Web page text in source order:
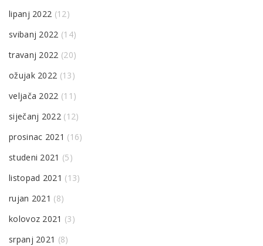
lipanj 2022 (12)
svibanj 2022 (14)
travanj 2022 (20)
ožujak 2022 (13)
veljača 2022 (11)
siječanj 2022(12)
prosinac 2021 (16)
studeni 2021 (5)
listopad 2021 (13)
rujan 2021 (8)
kolovoz 2021 (3)
srpanj 2021 (8)